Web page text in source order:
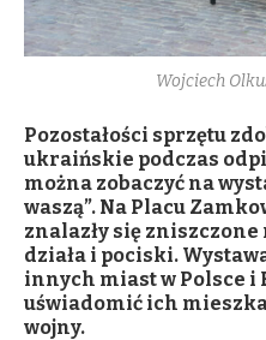
Wojciech
Pozostałości sprzętu
ukraińskie podczas
można zobaczyć na
waszą”. Na Placu
znalazły się zniszczone
działa i pociski.
innych miast w Polsce i
uświadomić ich
wojny.